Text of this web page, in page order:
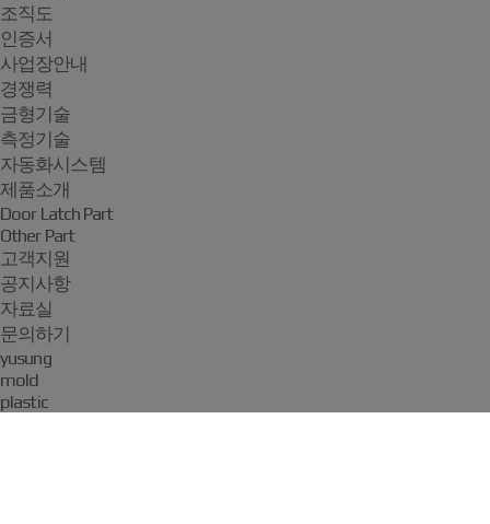
조직도
인증서
사업장안내
경쟁력
금형기술
측정기술
자동화시스템
제품소개
Door Latch Part
Other Part
고객지원
공지사항
자료실
문의하기
yusung
mold
plastic